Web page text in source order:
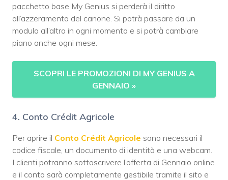
pacchetto base My Genius si perderà il diritto
all’azzeramento del canone. Si potrà passare da un
modulo all’altro in ogni momento e si potrà cambiare
piano anche ogni mese.
SCOPRI LE PROMOZIONI DI MY GENIUS A
GENNAIO »
4. Conto Crédit Agricole
Per aprire il Conto Crédit Agricole sono necessari il
codice fiscale, un documento di identità e una webcam.
I clienti potranno sottoscrivere l’offerta di Gennaio online
e il conto sarà completamente gestibile tramite il sito e